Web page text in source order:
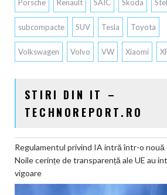
Porsche Renault SAIC Skoda
subcompacte SUV Tesla Toyota
Volkswagen Volvo VW Xiaomi
STIRI DIN IT –
TECHNOREPORT.RO
Regulamentul privind IA intră într-o nouă
Noile cerințe de transparență ale UE au
vigoare